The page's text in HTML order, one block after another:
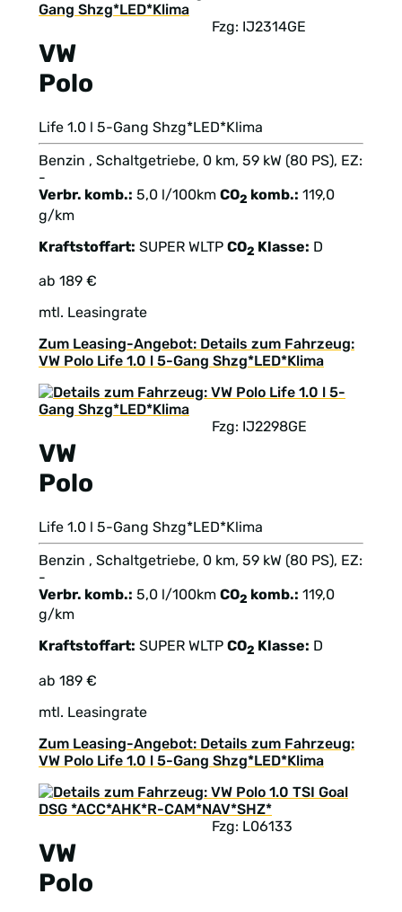
VW
Polo
Fzg: IJ2314GE
Life 1.0 l 5-Gang Shzg*LED*Klima
Benzin , Schaltgetriebe, 0 km, 59 kW (80 PS), EZ:
-
Verbr. komb.: 5,0 l/100km CO2 komb.: 119,0
g/km
Kraftstoffart: SUPER WLTP CO2 Klasse: D
ab 189 €
mtl. Leasingrate
Zum Leasing-Angebot: Details zum Fahrzeug:
VW Polo Life 1.0 l 5-Gang Shzg*LED*Klima
VW
Polo
Fzg: IJ2298GE
Life 1.0 l 5-Gang Shzg*LED*Klima
Benzin , Schaltgetriebe, 0 km, 59 kW (80 PS), EZ:
-
Verbr. komb.: 5,0 l/100km CO2 komb.: 119,0
g/km
Kraftstoffart: SUPER WLTP CO2 Klasse: D
ab 189 €
mtl. Leasingrate
Zum Leasing-Angebot: Details zum Fahrzeug:
VW Polo Life 1.0 l 5-Gang Shzg*LED*Klima
VW
Polo
Fzg: L06133